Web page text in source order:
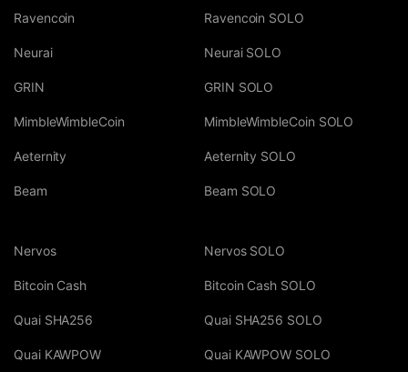
Ravencoin
Neurai
GRIN
MimbleWimbleCoin
Aeternity
Beam
Ravencoin SOLO
Neurai SOLO
GRIN SOLO
MimbleWimbleCoin SOLO
Aeternity SOLO
Beam SOLO
Nervos
Bitcoin Cash
Quai SHA256
Quai KAWPOW
Nervos SOLO
Bitcoin Cash SOLO
Quai SHA256 SOLO
Quai KAWPOW SOLO